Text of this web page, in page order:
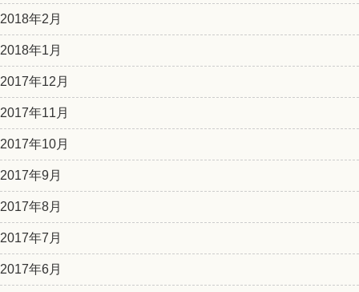
2018年2月
2018年1月
2017年12月
2017年11月
2017年10月
2017年9月
2017年8月
2017年7月
2017年6月